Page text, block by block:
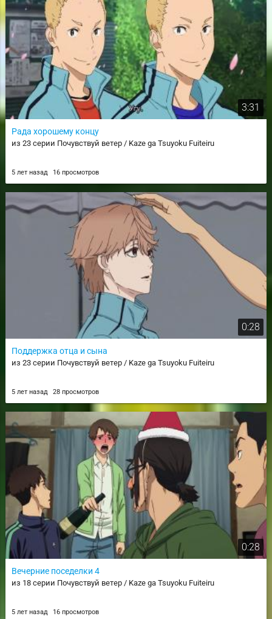
3:31
Рада хорошему концу
из 23 серии Почувствуй ветер / Kaze ga Tsuyoku Fuiteiru
5 лет назад 16 просмотров
0:28
Поддержка отца и сына
из 23 серии Почувствуй ветер / Kaze ga Tsuyoku Fuiteiru
5 лет назад 28 просмотров
0:28
Вечерние поседелки 4
из 18 серии Почувствуй ветер / Kaze ga Tsuyoku Fuiteiru
5 лет назад 16 просмотров